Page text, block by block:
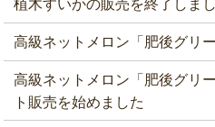
植木すいかの販売を終了しま
高級ネットメロン「肥後グリ
高級ネットメロン「肥後グリ
ト販売を始めました